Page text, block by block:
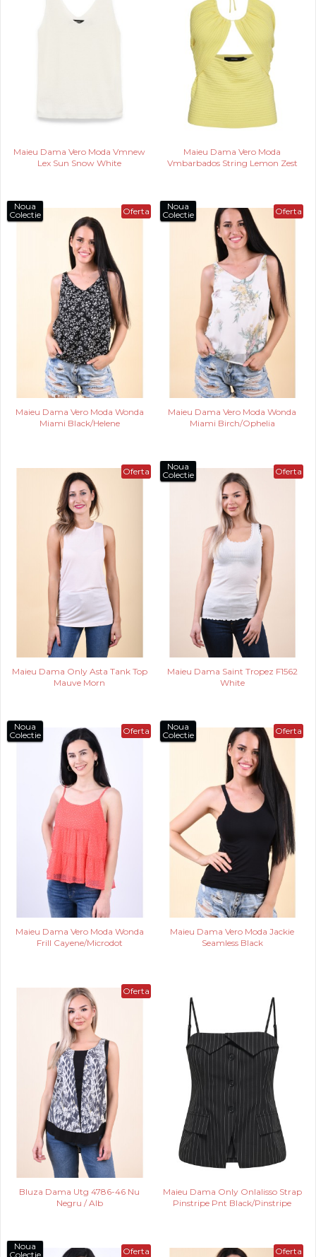
Maieu Dama Vero Moda Vmnew
Lex Sun Snow White
Maieu Dama Vero Moda
Vmbarbados String Lemon Zest
Oferta
Noua
Colectie
Maieu Dama Vero Moda Wonda
Miami Black/Helene
Oferta
Noua
Colectie
Maieu Dama Vero Moda Wonda
Miami Birch/Ophelia
Oferta
Maieu Dama Only Asta Tank Top
Mauve Morn
Oferta
Noua
Colectie
Maieu Dama Saint Tropez F1562
White
Oferta
Noua
Colectie
Maieu Dama Vero Moda Wonda
Frill Cayene/Microdot
Oferta
Noua
Colectie
Maieu Dama Vero Moda Jackie
Seamless Black
Oferta
Bluza Dama Utg 4786-46 Nu
Negru / Alb
Maieu Dama Only Onlalisso Strap
Pinstripe Pnt Black/Pinstripe
Oferta
Noua
Colectie
Oferta